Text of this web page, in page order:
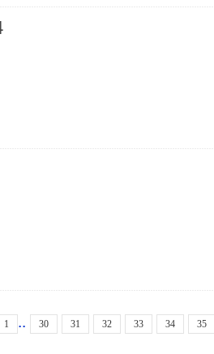
1 .. 30 31 32 33 34 35